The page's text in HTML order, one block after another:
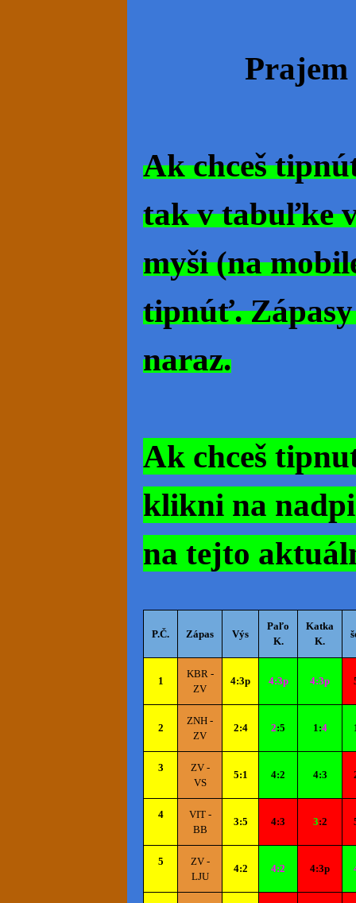
Prajem
Ak chceš
tak v tabuľke
myši (na
tipnúť.
naraz.
Ak chceš
klikni na
na tejto
P.Č. Zápas Výs
Paľo
K.
Katka
K.
1
KBR -
ZV
4:3p 4:3p 4:3p
2
ZNH -
ZV
2:4 2:5 1:4
3
ZV -
VS
5:1 4:2 4:3
4
VIT -
BB
3:5 4:3 3:2
5
ZV -
LJU
4:2 4:2 4:3p